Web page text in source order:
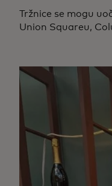
Tržnice se mogu
Union Squareu,